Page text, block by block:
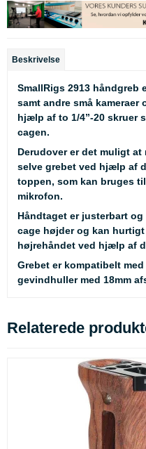
Beskrivelse
SmallRigs 2913 håndgreb
samt andre små kameraer
hjælp af to 1/4”-20 skruer
cagen.
Derudover er det muligt
selve grebet ved hjælp af
toppen, som kan bruges
mikrofon.
Håndtaget er justerbart
cage højder og kan
højrehåndet ved hjælp af
Grebet er kompatibelt
gevindhuller med 18mm
Relaterede